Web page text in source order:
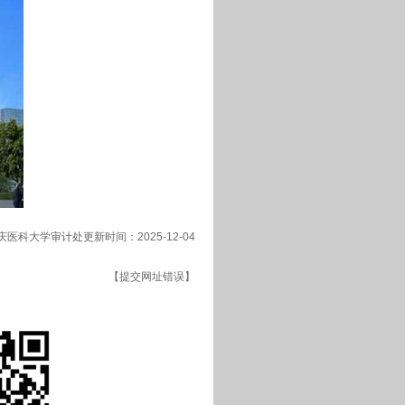
医科大学审计处更新时间：2025-12-04
【提交网址错误】